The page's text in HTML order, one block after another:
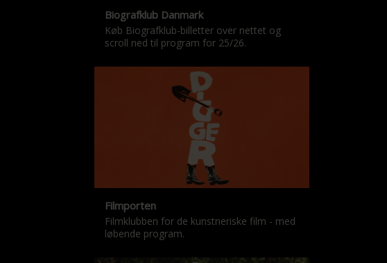
Biografklub Danmark
Køb Biografklub-billetter over nettet og
scroll ned til program for 25/26.
Filmporten
Filmklubben for de kunstneriske film - med
løbende program.